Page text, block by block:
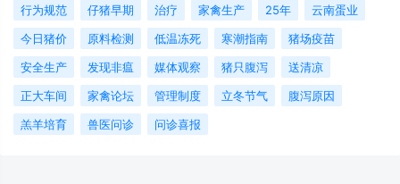
行为规范
仔猪早期 治疗 家禽生产 25年
云南蛋业
今日猪价
原料检测 低温冻死 寒潮指南
猪场疫苗
安全生产
发现非瘟 媒体观察 猪只腹泻
送清凉
正大车间
家禽论坛 管理制度 立冬节气
腹泻原因
羔羊培育
兽医问诊 问诊喜报